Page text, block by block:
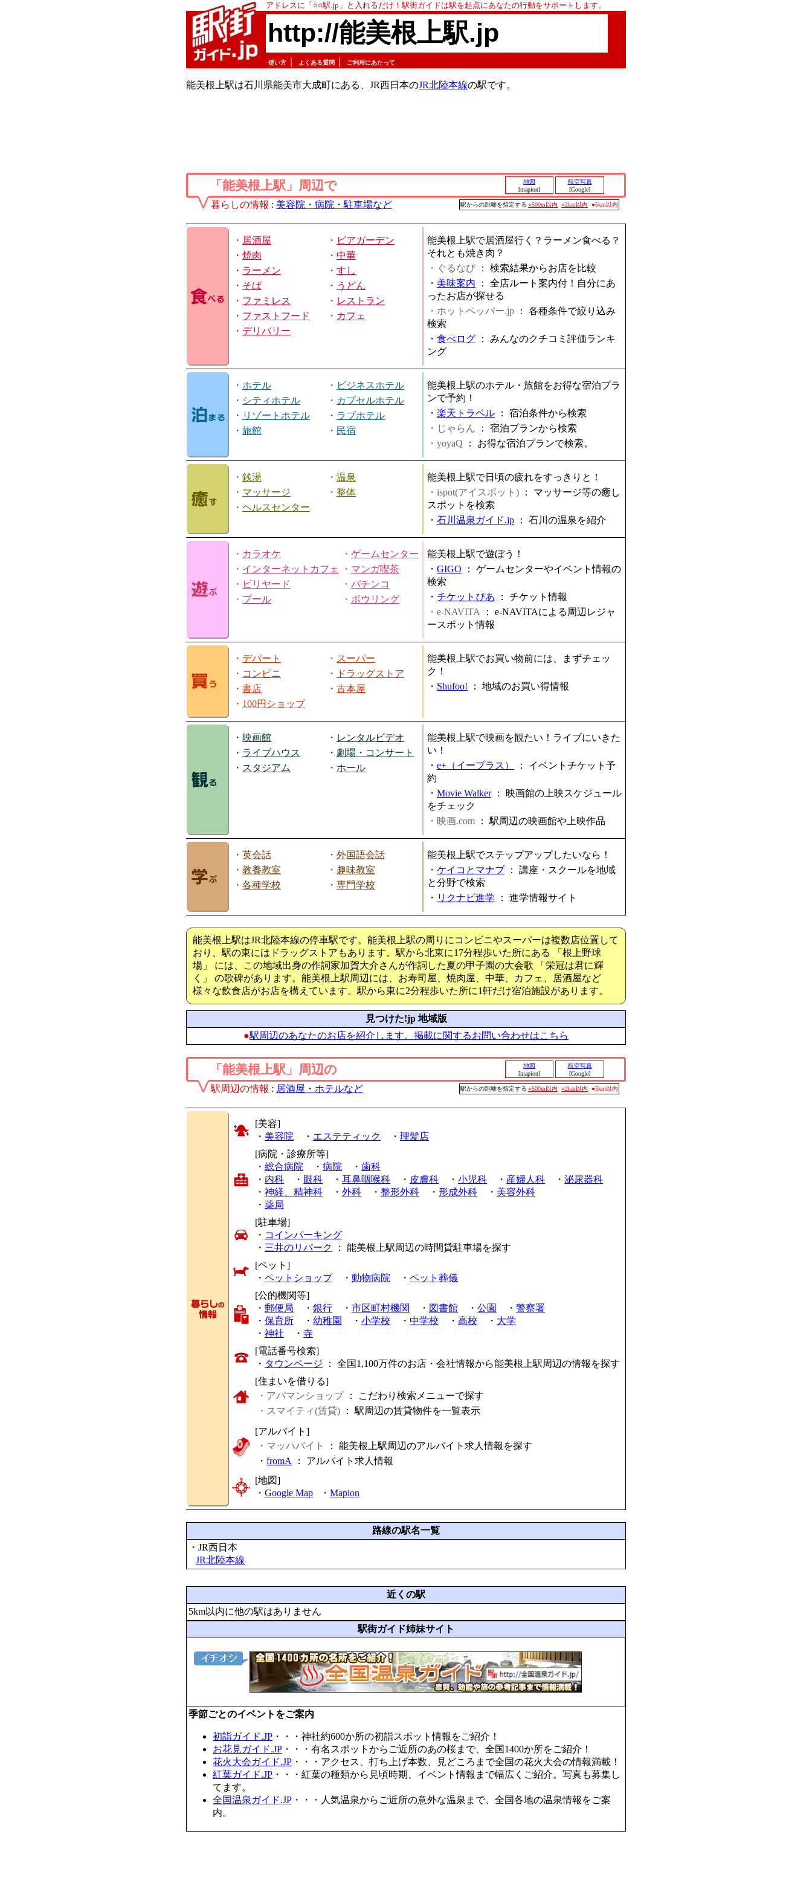
アドレスに「○○駅.jp」と入れるだけ！駅街ガイドは駅を起点にあなたの行動をサポートします。
http://能美根上駅.jp
使い方 よくある質問 ご利用にあたって
能美根上駅は石川県能美市大成町にある、JR西日本のJR北陸本線の駅です。
「能美根上駅」周辺で
地図
[mapion]
航空写真
[Google]
暮らしの情報 : 美容院・病院・駐車場など 駅からの距離を指定する ○500m以内 ○2km以内 ●5km以内
・ 居酒屋 ・ ビアガーデン
・ 焼肉 ・ 中華
・ ラーメン ・ すし
・ そば ・ うどん
・ ファミレス ・ レストラン
・ ファストフード ・ カフェ
・ デリバリー
能美根上駅で居酒屋行く？ラーメン食べる？
それとも焼き肉？
・ぐるなび ： 検索結果からお店を比較
・ 美味案内 ： 全店ルート案内付！自分にあ
ったお店が探せる
・ホットペッパー.jp ： 各種条件で絞り込み
検索
・ 食べログ ： みんなのクチコミ評価ランキ
ング
・ ホテル ・ ビジネスホテル
・ シティホテル ・ カプセルホテル
・ リゾートホテル ・ ラブホテル
・ 旅館 ・ 民宿
能美根上駅のホテル・旅館をお得な宿泊プラ
ンで予約！
・ 楽天トラベル ： 宿泊条件から検索
・じゃらん ： 宿泊プランから検索
・yoyaQ ： お得な宿泊プランで検索。
・ 銭湯 ・ 温泉
・ マッサージ ・ 整体
・ ヘルスセンター
能美根上駅で日頃の疲れをすっきりと！
・ispot(アイスポット) ： マッサージ等の癒し
スポットを検索
・ 石川温泉ガイド.jp ： 石川の温泉を紹介
・ カラオケ ・ ゲームセンター
・ インターネットカフェ ・ マンガ喫茶
・ ビリヤード ・ パチンコ
・ プール ・ ボウリング
能美根上駅で遊ぼう！
・ GIGO ： ゲームセンターやイベント情報の
検索
・ チケットぴあ ： チケット情報
・e-NAVITA
： e-NAVITAによる周辺レジャ
ースポット情報
・ デパート ・ スーパー
・ コンビニ ・
ドラッグストア
・ 書店 ・ 古本屋
・ 100円ショップ
能美根上駅でお買い物前には、まずチェッ
ク！
・ Shufoo! ： 地域のお買い得情報
・ 映画館 ・ レンタルビデオ
・ ライブハウス ・ 劇場・コンサート
・ スタジアム ・ ホール
能美根上駅で映画を観たい！ライブにいきた
い！
・ e+（イープラス） ： イベントチケット予
約
・ Movie Walker： 映画館の上映スケジュール
をチェック
・映画.com ： 駅周辺の映画館や上映作品
・ 英会話 ・ 外国語会話
・ 教養教室 ・ 趣味教室
・ 各種学校 ・ 専門学校
能美根上駅でステップアップしたいなら！
・ ケイコとマナブ ： 講座・スクールを地域
と分野で検索
・ リクナビ進学 ： 進学情報サイト
能美根上駅はJR北陸本線の停車駅です。能美根上駅の周りにコンビニやスーパーは複数店位置して
おり、駅の東にはドラッグストアもあります。駅から北東に17分程歩いた所にある 「根上野球
場」 には、この地域出身の作詞家加賀大介さんが作詞した夏の甲子園の大会歌 「栄冠は君に輝
く」 の歌碑があります。能美根上駅周辺には、お寿司屋、焼肉屋、中華、カフェ、居酒屋など
様々な飲食店がお店を構えています。駅から東に2分程歩いた所に1軒だけ宿泊施設があります。
見つけた!jp 地域版
●駅周辺のあなたのお店を紹介します。掲載に関するお問い合わせはこちら
「能美根上駅」周辺の
地図
[mapion]
航空写真
[Google]
駅周辺の情報 : 居酒屋・ホテルなど 駅からの距離を指定する ○500m以内 ○2km以内 ●5km以内
[美容]
・ 美容院 ・ エステティック ・ 理髪店
[病院・診療所等]
・ 総合病院 ・ 病院 ・ 歯科
・ 内科 ・ 眼科 ・ 耳鼻咽喉科 ・ 皮膚科 ・ 小児科 ・ 産婦人科 ・ 泌尿器科
・ 神経、精神科 ・ 外科 ・ 整形外科 ・ 形成外科 ・ 美容外科
・ 薬局
[駐車場]
・ コインパーキング
・ 三井のリパーク
： 能美根上駅周辺の時間貸駐車場を探す
[ペット]
・ ペットショップ・ 動物病院 ・ ペット葬儀
[公的機関等]
・ 郵便局 ・ 銀行 ・ 市区町村機関 ・ 図書館 ・ 公園 ・ 警察署
・ 保育所 ・ 幼稚園 ・ 小学校 ・ 中学校 ・ 高校 ・ 大学
・ 神社 ・ 寺
[電話番号検索]
・ タウンページ ： 全国1,100万件のお店・会社情報から能美根上駅周辺の情報を探す
[住まいを借りる]
・アパマンショップ： こだわり検索メニューで探す
・スマイティ(賃貸) ： 駅周辺の賃貸物件を一覧表示
[アルバイト]
・マッハバイト
： 能美根上駅周辺のアルバイト求人情報を探す
・ fromA ： アルバイト求人情報
[地図]
・ Google Map ・ Mapion
路線の駅名一覧
・JR西日本
JR北陸本線
近くの駅
5km以内に他の駅はありません
駅街ガイド姉妹サイト
季節ごとのイベントをご案内
初詣ガイド.JP ・・・神社約600か所の初詣スポット情報をご紹介！
お花見ガイド.JP ・・・有名スポットからご近所のあの桜まで、全国1400か所をご紹介！
花火大会ガイド.JP ・・・アクセス、打ち上げ本数、見どころまで全国の花火大会の情報満載！
紅葉ガイド.JP ・・・紅葉の種類から見頃時期、イベント情報まで幅広くご紹介。写真も募集し
てます。
全国温泉ガイド.JP ・・・人気温泉からご近所の意外な温泉まで、全国各地の温泉情報をご案
内。